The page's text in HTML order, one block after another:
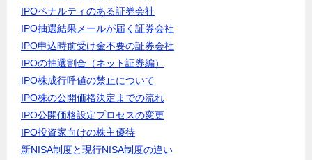
IPOペナルティのある証券会社
IPO抽選結果メールが届く証券会社
IPO申込時前受け金不要の証券会社
IPOの抽選割合（ネット証券編）
IPO株成行呼値の禁止について
IPO株の公開価格決定までの流れ
IPO公開価格設定プロセスの変更
IPO投資家向けの株主優待
新NISA制度と現行NISA制度の違い